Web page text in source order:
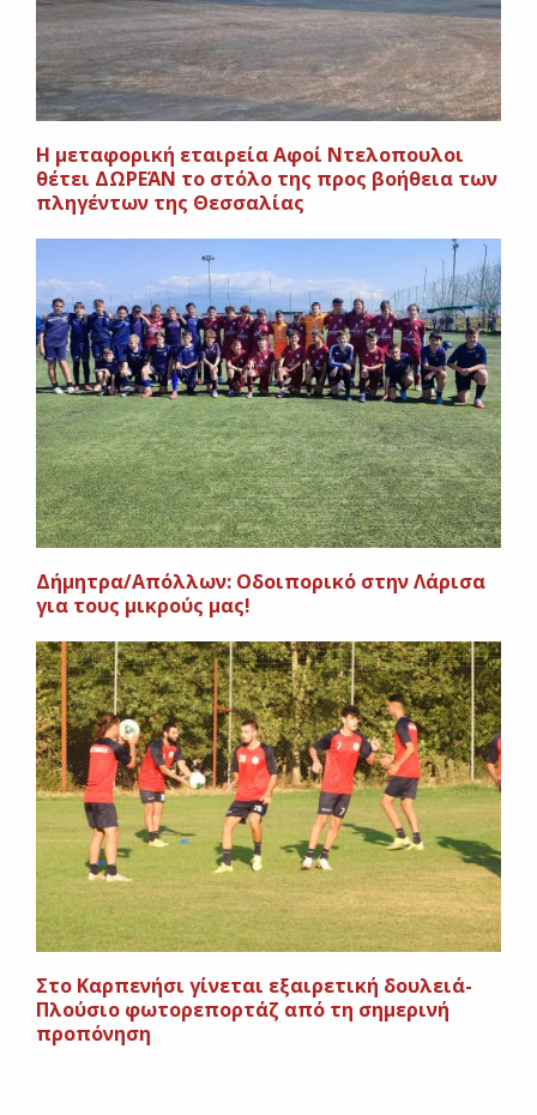
Η μεταφορική εταιρεία Αφοί Ντελοπουλοι
θέτει ΔΩΡΕΆΝ το στόλο της προς βοήθεια των
πληγέντων της Θεσσαλίας
Δήμητρα/Απόλλων: Οδοιπορικό στην Λάρισα
για τους μικρούς μας!
Στο Καρπενήσι γίνεται εξαιρετική δουλειά-
Πλούσιο φωτορεπορτάζ από τη σημερινή
προπόνηση